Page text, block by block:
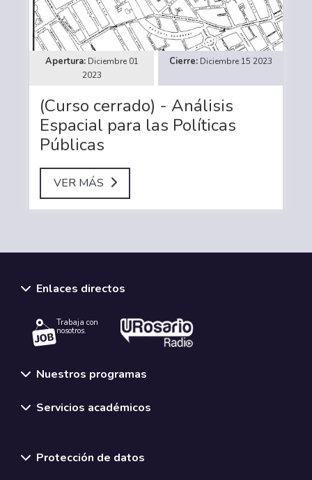
Diciembre 01
2023
Diciembre 15 2023
(Curso cerrado) - Análisis
Espacial para las Políticas
Públicas
VER MÁS
Enlaces directos
Trabaja con
nosotros.
Nuestros programas
Servicios académicos
Protección de datos